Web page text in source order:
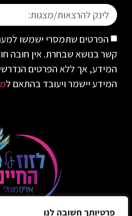
פרטיותך חשובה לנו
הפרטים שתמסרי ישמשו
קשר בנושא שבחרת. אין חובה
המידע, אך ללא הפרטים
המידע יישמר ויעובד בהתאם ל